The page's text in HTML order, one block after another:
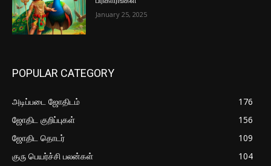
January 25, 2025
POPULAR CATEGORY
அடிப்படை ஜோதிடம்
176
ஜோதிட குறிப்புகள்
156
ஜோதிட தொடர்
109
குரு பெயர்ச்சி பலன்கள்
104